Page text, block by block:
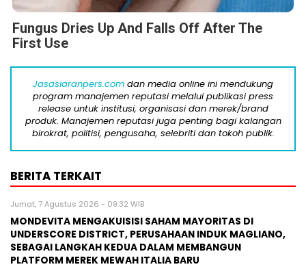
Fungus Dries Up And Falls Off After The
First Use
Jasasiaranpers.com dan media online ini mendukung
program manajemen reputasi melalui publikasi press
release untuk institusi, organisasi dan merek/brand
produk. Manajemen reputasi juga penting bagi kalangan
birokrat, politisi, pengusaha, selebriti dan tokoh publik.
BERITA TERKAIT
Jumat, 7 Agustus 2026 - 09:32 WIB
MONDEVITA MENGAKUISISI SAHAM MAYORITAS DI
UNDERSCORE DISTRICT, PERUSAHAAN INDUK MAGLIANO,
SEBAGAI LANGKAH KEDUA DALAM MEMBANGUN
PLATFORM MEREK MEWAH ITALIA BARU